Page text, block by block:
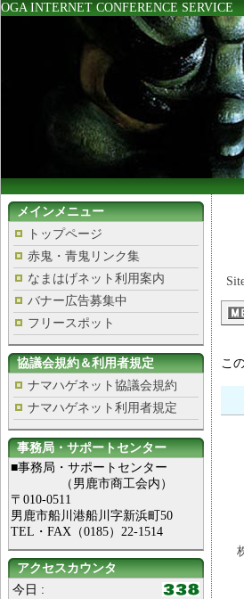
OGA INTERNET CONFERENCE SERVICE
メインメニュー
トップページ
赤鬼・青鬼リンク集
なまはげネット利用案内
バナー広告募集中
フリースポット
協議会規約＆利用者規定
ナマハゲネット協議会規約
ナマハゲネット利用者規定
事務局・サポートセンター
■事務局・サポートセンター
（男鹿市商工会内）
〒010-0511
男鹿市船川港船川字新浜町50
TEL・FAX（0185）22-1514
アクセスカウンタ
今日 :
こ